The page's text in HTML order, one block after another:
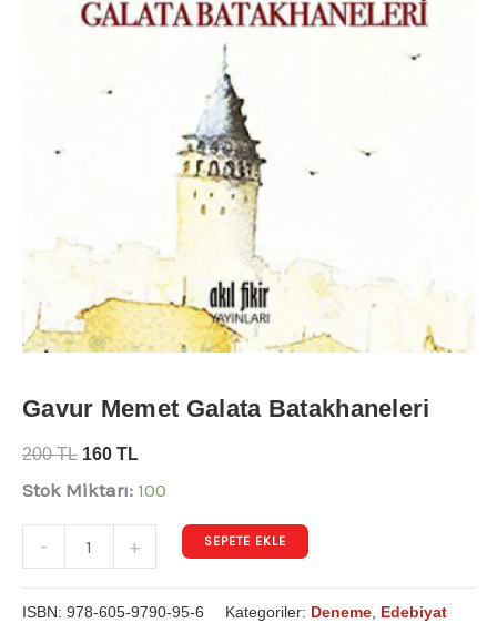
Gavur Memet Galata Batakhaneleri
200TL 160 TL
Stok Miktarı: 100
- + SEPETE EKLE
ISBN: 978-605-9790-95-6 Kategoriler: Deneme Edebiyat